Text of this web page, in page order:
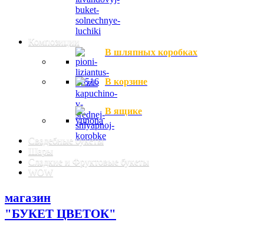
Композиции
В шляпных коробках
В корзине
В ящике
Свадебные букеты
Шары
Сладкие и Фруктовые букеты
WOW
магазин
"БУКЕТ ЦВЕТОК"